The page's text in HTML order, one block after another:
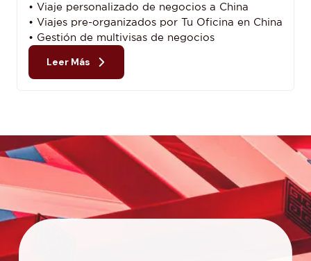
• Viaje personalizado de negocios a China
• Viajes pre-organizados por Tu Oficina en China
• Gestión de multivisas de negocios
Leer Más